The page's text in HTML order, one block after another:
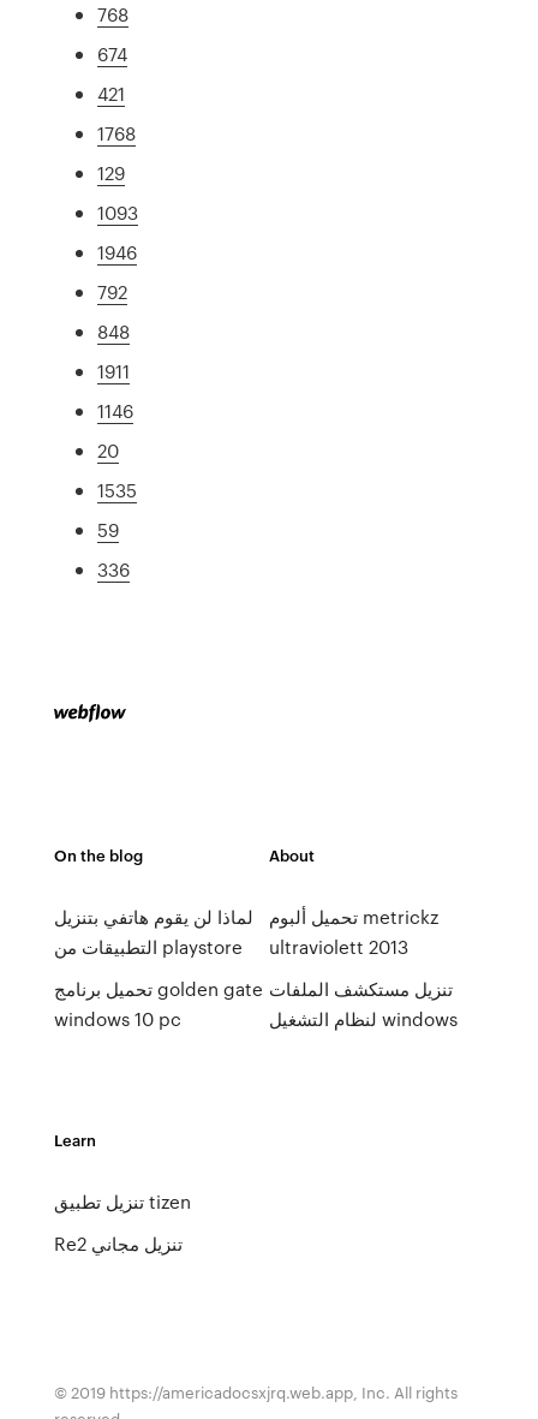
768
674
421
1768
129
1093
1946
792
848
1911
1146
20
1535
59
336
On the blog
لماذا لن يقوم هاتفي بتنزيل
التطبيقات من playstore
تحميل برنامج golden gate
windows 10 pc
About
تحميل ألبوم metrickz
ultraviolett 2013
تنزيل مستكشف الملفات
لنظام التشغيل windows
Learn
تنزيل تطبيق tizen
Re2 تنزيل مجاني
© 2019 https://americadocsxjrq.web.app, Inc. All rights